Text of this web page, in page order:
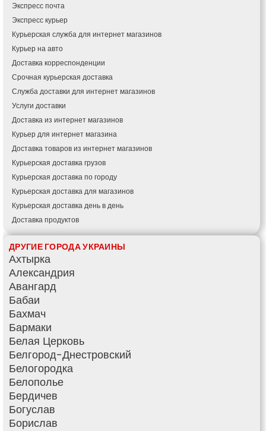
Экспресс почта
Экспресс курьер
Курьерская служба для интернет магазинов
Курьер на авто
Доставка корреспонденции
Срочная курьерская доставка
Служба доставки для интернет магазинов
Услуги доставки
Доставка из интернет магазинов
Курьер для интернет магазина
Доставка товаров из интернет магазинов
Курьерская доставка грузов
Курьерская доставка по городу
Курьерская доставка для магазинов
Курьерская доставка день в день
Доставка продуктов
Купить и доставить
Обратная доставка
Быстрая курьерская доставка
Доставка за 60 минут
Доставить товар клиенту
Заказ еды на дом
АТБ доставка
Сильпо доставка
Варус доставка
Ашан доставка
ДРУГИЕ ГОРОДА УКРАИНЫ
Ахтырка
Александрия
Авангард
Бабаи
Бахмач
Бармаки
Белая Церковь
Белгород-Днестровский
Белогородка
Белополье
Бердичев
Богуслав
Борислав